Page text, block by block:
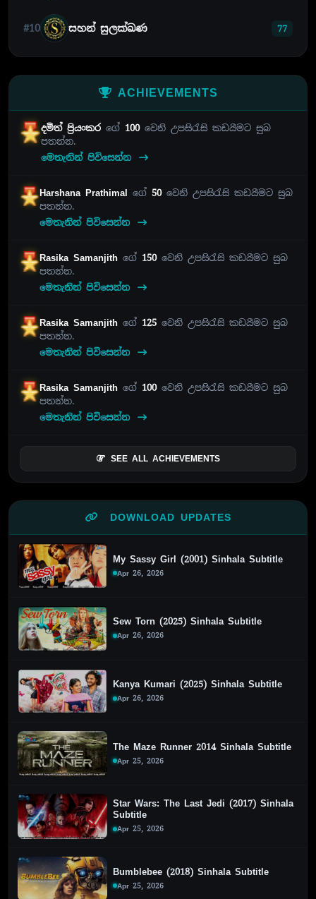
#10 සහන් සුලක්ඛණ 77
ACHIEVEMENTS
දමිත් ප්‍රියංකරගේ 100වෙනි උපසිරැසි කඩයීමට සුබ
පතන්න.
මෙතැනින් පිවිසෙන්න
Harshana Prathimal ගේ 50වෙනි උපසිරැසි කඩයීමට සුබ
පතන්න.
මෙතැනින් පිවිසෙන්න
Rasika Samanjithගේ 150වෙනි උපසිරැසි කඩයීමට සුබ
පතන්න.
මෙතැනින් පිවිසෙන්න
Rasika Samanjithගේ 125 වෙනි උපසිරැසි කඩයීමට සුබ
පතන්න.
මෙතැනින් පිවිසෙන්න
Rasika Samanjithගේ 100වෙනි උපසිරැසි කඩයීමට සුබ
පතන්න.
මෙතැනින් පිවිසෙන්න
SEE ALL ACHIEVEMENTS
DOWNLOAD UPDATES
My Sassy Girl (2001) Sinhala Subtitle
Apr 26, 2026
Sew Torn (2025) Sinhala Subtitle
Apr 26, 2026
Kanya Kumari (2025) Sinhala Subtitle
Apr 26, 2026
The Maze Runner 2014 Sinhala Subtitle
Apr 25, 2026
Star Wars: The Last Jedi (2017) Sinhala
Subtitle
Apr 25, 2026
Bumblebee (2018) Sinhala Subtitle
Apr 25, 2026